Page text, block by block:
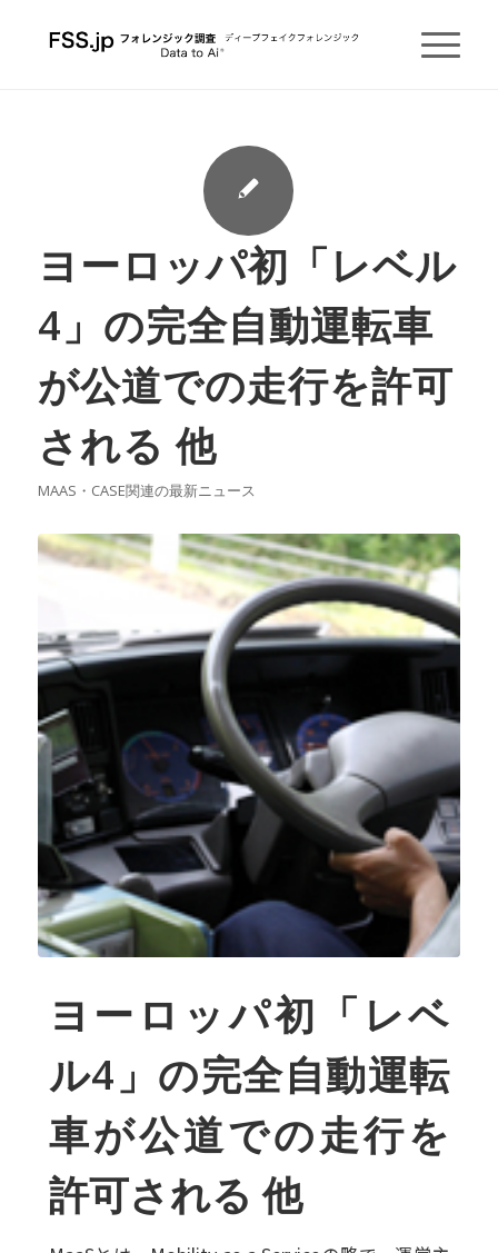
ヨーロッパ初「レベル
4」の完全自動運転車
が公道での走行を許可
される 他
MAAS・CASE関連の最新ニュース
ヨーロッパ初「レベ
ル4」の完全自動運転
車が公道での走行を
許可される 他